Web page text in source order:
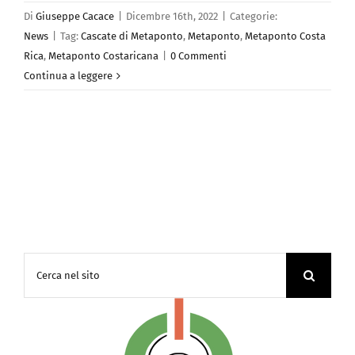
Di Giuseppe Cacace Dicembre 16th, 2022
Categorie:
News
Tag: Cascate di Metaponto, Metaponto, Metaponto Costa
Rica, Metaponto Costaricana
0 Commenti
Continua a leggere